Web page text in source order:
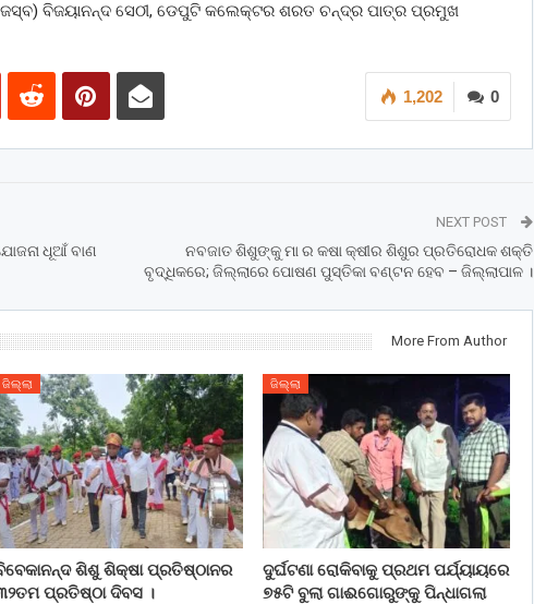
ବିଜୟାନନ୍ଦ ସେଠୀ, ଡେପୁଟି କଲେକ୍ଟର ଶରତ ଚନ୍ଦ୍ର ପାତ୍ର ପ୍ରମୁଖ
0
1,202
ଧୂଆଁ ବାଣ
NEXT POST
ନବଜାତ ଶିଶୁଙ୍କୁ ମା ର କଷା କ୍ଷୀର ଶିଶୁର ପ୍ରତିରୋଧକ ଶକ୍ତି
ବୃଦ୍ଧିକରେ; ଜିଲ୍ଲାରେ ପୋଷଣ ପୁସ୍ତିକା ବଣ୍ଟନ ହେବ – ଜିଲ୍ଲାପାଳ ।
More From Author
ଜିଲ୍ଲା
ଶିଶୁ ଶିକ୍ଷା ପ୍ରତିଷ୍ଠାନର
ପ୍ରତିଷ୍ଠା ଦିବସ ।
ଜିଲ୍ଲା
ଦୁର୍ଘଟଣା ରୋକିବାକୁ ପ୍ରଥମ ପର୍ଯ୍ୟାୟରେ
୭୫ଟି ବୁଲା ଗାଈଗୋରୁଙ୍କୁ ପିନ୍ଧାଗଲା